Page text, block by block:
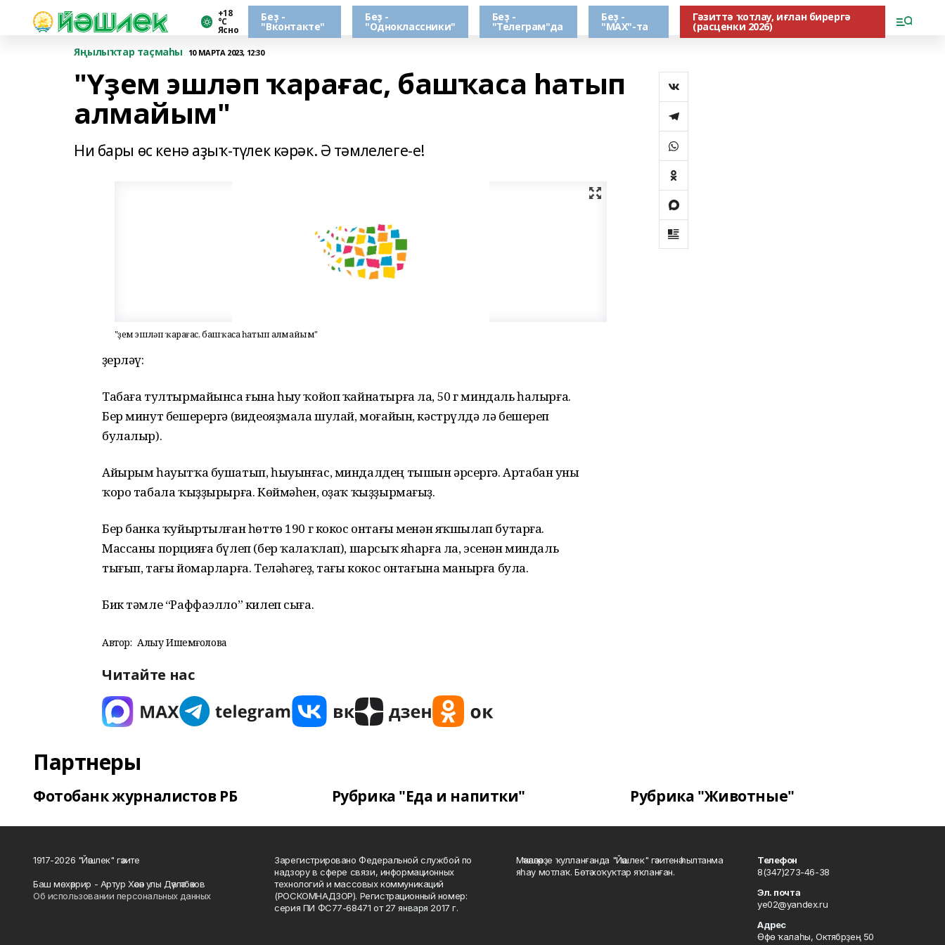
+18
°С
Ясно
Беҙ -
"Вконтакте"
Беҙ -
"Одноклассники"
Беҙ -
"Телеграм"да
Беҙ -
"МАХ"-та
Гәзиттә ҡотлау, иғлан бирергә
(расценки 2026)
Яңылыҡтар таҫмаһы
10 МАРТА 2023, 12:30
"Үҙем эшләп ҡарағас, башҡаса һатып
алмайым"
Ни бары өс кенә аҙыҡ-түлек кәрәк. Ә тәмлелеге-е!
"Үҙем эшләп ҡарағас, башҡаса һатып алмайым"
Әҙерләү:
Табаға тултырмайынса ғына һыу ҡойоп ҡайнатырға ла, 50 г миндаль һалырға.
Бер минут бешерергә (видеояҙмала шулай, моғайын, кәстрүлдә лә бешереп
булалыр).
Айырым һауытҡа бушатып, һыуынғас, миндалдең тышын әрсергә. Артабан уны
ҡоро табала ҡыҙҙырырға. Көймәһен, оҙаҡ ҡыҙҙырмағыҙ.
Бер банка ҡуйыртылған һөттө 190 г кокос онтағы менән яҡшылап бутарға.
Массаны порцияға бүлеп (бер ҡалаҡлап), шарсыҡ яһарға ла, эсенән миндаль
тығып, тағы йомарларға. Теләһәгеҙ, тағы кокос онтағына манырға була.
Бик тәмле “Раффаэлло” килеп сыға.
Автор: Алһыу Ишемғолова
Читайте нас
Партнеры
Фотобанк журналистов РБ Рубрика "Еда и напитки" Рубрика "Животные"
1917-2026 "Йәшлек" гәзите
Баш мөхәррир - Артур Хәсән улы Дәүләтбәков
Об использовании персональных данных
Зарегистрировано Федеральной службой по
надзору в сфере связи, информационных
технологий и массовых коммуникаций
(РОСКОМНАДЗОР). Регистрационный номер:
серия ПИ ФС77-68471 от 27 января 2017 г.
Мәҡәләләрҙе ҡулланғанда "Йәшлек" гәзитенә һылтанма
яһау мотлаҡ. Бөтә хоҡуҡтар яҡланған.
Телефон
8(347)273-46-38
Эл. почта
ye02@yandex.ru
Адрес
Өфө ҡалаһы, Октябрҙең 50